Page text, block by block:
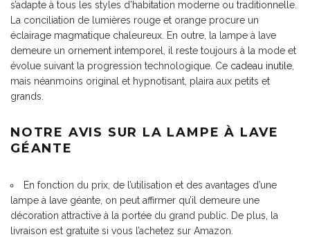
s’adapte à tous les styles d’habitation moderne ou traditionnelle.
La conciliation de lumières rouge et orange procure un
éclairage magmatique chaleureux. En outre, la lampe à lave
demeure un ornement intemporel, il reste toujours à la mode et
évolue suivant la progression technologique. Ce cadeau inutile
mais néanmoins original et hypnotisant, plaira aux petits et
grands.
NOTRE AVIS SUR LA LAMPE À LAVE
GÉANTE
En fonction du prix, de l’utilisation et des avantages d’une
lampe à lave géante, on peut affirmer qu’il demeure une
décoration attractive à la portée du grand public. De plus, la
livraison est gratuite si vous l’achetez sur Amazon.